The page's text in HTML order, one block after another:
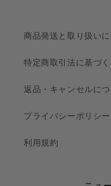
商品発送と取り扱い
特定商取引法に基づ
返品・キャンセルに
プライバシーポリシー
利用規約